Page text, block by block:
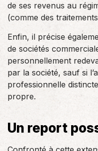
de ses revenus au
(comme des
Enfin, il précise
de sociétés
personnellement
par la société, sauf si
professionnelle
propre.
Un report